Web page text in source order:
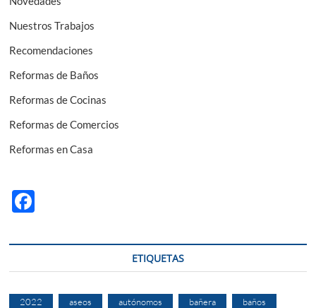
Nuestros Trabajos
Recomendaciones
Reformas de Baños
Reformas de Cocinas
Reformas de Comercios
Reformas en Casa
e
b
o
ETIQUETAS
2022 aseos autónomos bañera baños